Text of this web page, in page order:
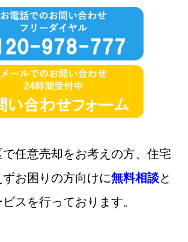
で任意売却をお考えの方、住宅
お困りの方向けに無料相談と
スを行っております。